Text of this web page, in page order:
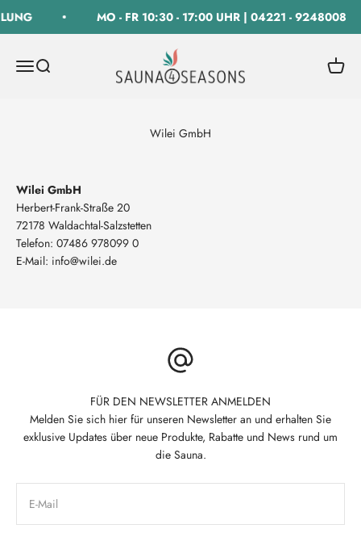
MO - FR 10:30 - 17:00 UHR | 04221 - 9248008
Navigationsmenü öffnen
Suche öffnen
SAUNA 4 SEASONS GmbH
Wilei GmbH
Wilei GmbH
Herbert-Frank-Straße 20
72178 Waldachtal-Salzstetten
Telefon: 07486 978099 0
E-Mail: info@wilei.de
FÜR DEN NEWSLETTER ANMELDEN
Melden Sie sich hier für unseren Newsletter an und erhalten Sie
exklusive Updates über neue Produkte, Rabatte und News rund um
die Sauna.
E-Mail